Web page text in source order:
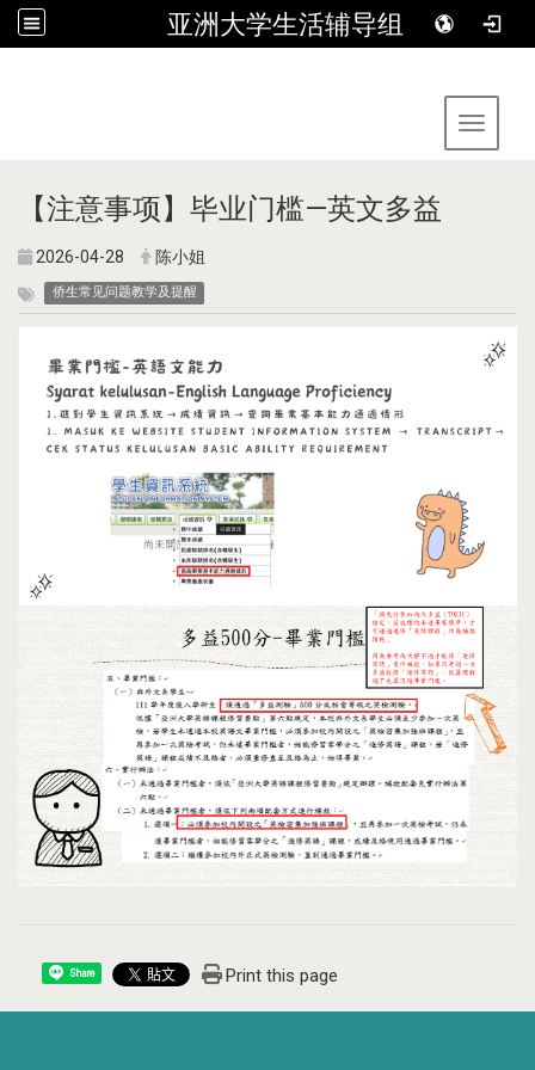
亚洲大学生活辅导组
Toggle
【注意事项】毕业门槛—英文多益
2026-04-28 陈小姐
侨生常见问题教学及提醒
Share Print this page